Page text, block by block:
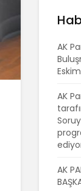
AK
AK
AK